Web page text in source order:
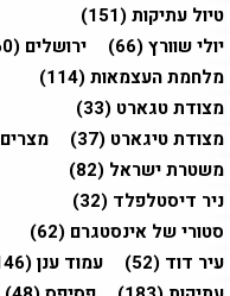
טיול עתיקות(151)
יולי שוורץ(66) ירושלים (160)
מלחמת העצמאות(114)
מצודת טגארט (33)
מצודת טיגארט (37) מצרים
משטרת ישראל (82)
ניר דיסטלפלד (32)
סטורי של אינסטגרם (62)
עיר דוד (52) עמוד ענן(146)